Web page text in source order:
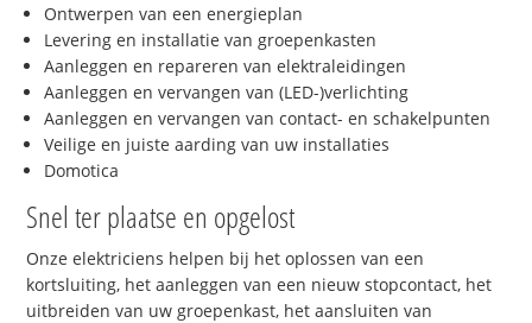
Ontwerpen van een energieplan
Levering en installatie van groepenkasten
Aanleggen en repareren van elektraleidingen
Aanleggen en vervangen van (LED-)verlichting
Aanleggen en vervangen van contact- en schakelpunten
Veilige en juiste aarding van uw installaties
Domotica
Snel ter plaatse en opgelost
Onze elektriciens helpen bij het oplossen van een
kortsluiting, het aanleggen van een nieuw stopcontact, het
uitbreiden van uw groepenkast, het aansluiten van